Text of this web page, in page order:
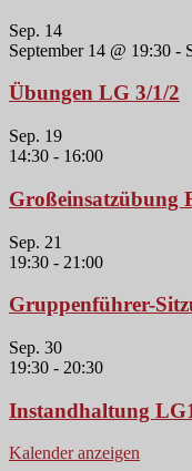
Sep. 14
September 14 @ 19:30 -
Übungen LG 3/1/2
Sep. 19
14:30 - 16:00
Großeinsatzübung
Sep. 21
19:30 - 21:00
Gruppenführer-
Sep. 30
19:30 - 20:30
Instandhaltung
Kalender anzeigen